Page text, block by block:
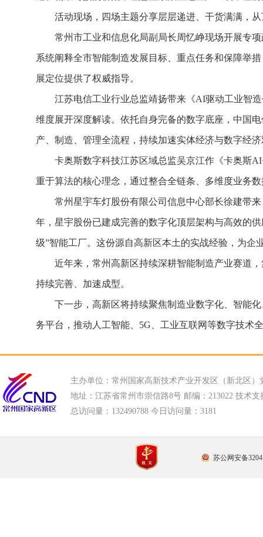
活动现场，四场主题分享层层递进、干货满满，
常州市工业和信息化局副局长周忆峥现场开展专
系统阐释全市智能制造发展目标、重点任务和保障举
展定位提供了权威指导。
江苏电信工业行业总监靖扬带来《AI驱动工业智
维度展开深度解读。依托自身完备的数字底座，中国
产、制造、管理全流程，持续加速实体经济与数字经
卡奥斯数字科技江苏区域总监吴京江作《卡奥斯
重于算法的核心理念，通过整合全链条、多维度业务
常州星宇车灯股份有限公司信息中心部长徐建带
年，星宇股份已建成完善的数字化顶层架构与高效的
级”智能工厂。这份源自高新区本土的实战经验，为
近年来，常州高新区持续深耕智能制造产业赛道
持续完善、加速成型。
下一步，高新区将持续聚焦制造业数字化、智能
务平台，推动人工智能、5G、工业互联网等数字技术
主办单位：常州国家高新技术产业开发区（新北区）
地址：江苏省常州市崇信路8号 邮编：213022 技术支
总访问量： 132490788 今日访问量： 3181
苏公网安备